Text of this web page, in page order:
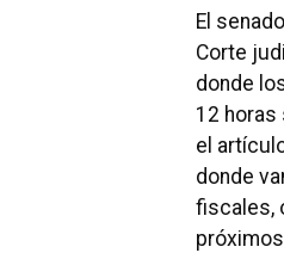
El
Corte
donde
12 horas
el
donde
fiscales,